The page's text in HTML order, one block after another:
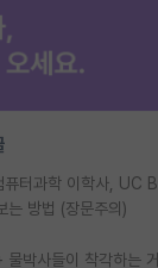
는 방법 (장문주의)
박사들이 착각하는 거